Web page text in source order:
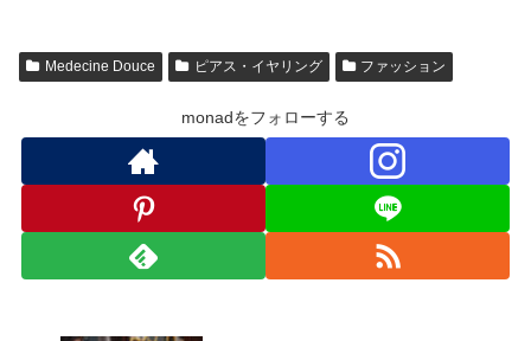
Medecine Douce ピアス・イヤリング ファッション
monadをフォローする